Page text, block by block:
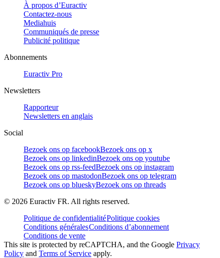
À propos d’Euractiv
Contactez-nous
Mediahuis
Communiqués de presse
Publicité politique
Abonnements
Euractiv Pro
Newsletters
Rapporteur
Newsletters en anglais
Social
Bezoek ons op facebookBezoek ons op x
Bezoek ons op linkedinBezoek ons op youtube
Bezoek ons op rss-feedBezoek ons op instagram
Bezoek ons op mastodonBezoek ons op telegram
Bezoek ons op blueskyBezoek ons op threads
© 2026 Euractiv FR. All rights reserved.
Politique de confidentialitéPolitique cookies
Conditions généralesConditions d’abonnement
Conditions de vente
This site is protected by reCAPTCHA, and the Google Privacy
Policy and Terms of Service apply.